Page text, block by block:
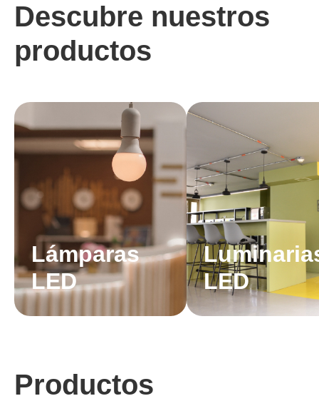
Descubre nuestros
productos
Lámparas
LED
LED
Productos